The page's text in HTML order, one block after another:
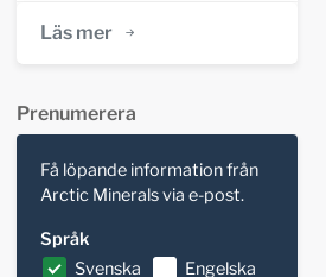
Läs mer
Prenumerera
Få löpande information från
Arctic Minerals via e-post.
Språk
Svenska
Engelska